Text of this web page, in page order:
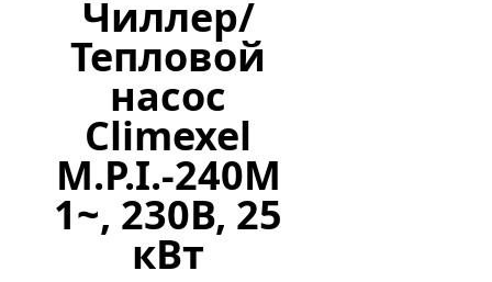
Чиллер/
Тепловой
насос
Climexel
M.P.I.-240M
1~, 230В, 25
кВт